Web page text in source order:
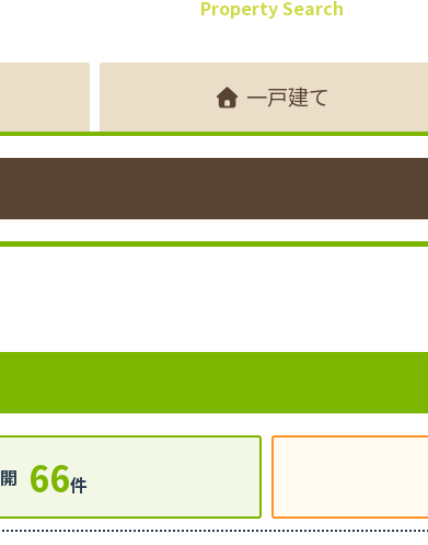
Property Search
一戸建て
66件